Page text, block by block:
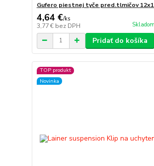
Gufero piestnej tyče pred.tlmičov
4,64 €/ks
3,77 € bez DPH
Pridať do košíka
TOP produkt
Novinka